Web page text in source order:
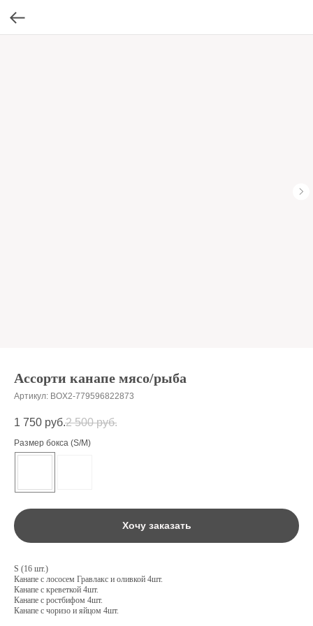
Ассорти канапе мясо/рыба
Артикул: BOX2-779596822873
1 750 руб.2 500 руб.
Размер бокса (S/M)
Хочу заказать
S (16 шт.)
Канапе с лососем Гравлакс и оливкой 4шт.
Канапе с креветкой 4шт.
Канапе с ростбифом 4шт.
Канапе с чоризо и яйцом 4шт.